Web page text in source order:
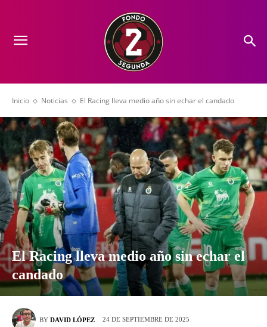
Inicio Noticias El Racing lleva medio año sin echar el candado
El Racing lleva medio año sin echar el
candado
BY DAVID LÓPEZ 24 DE SEPTIEMBRE DE 2025